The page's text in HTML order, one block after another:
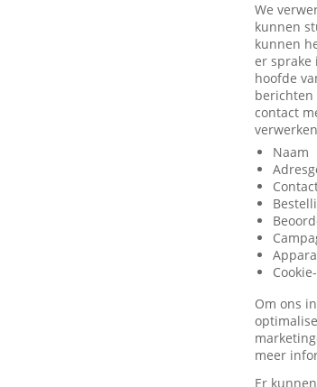
We
kunnen
kunnen
er sprake
hoofde
berichten
contact
Naam
Om ons
meer
Er